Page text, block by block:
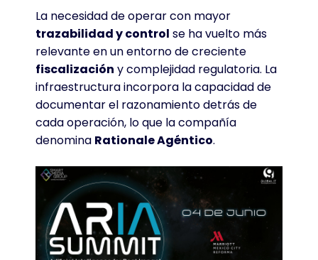
La necesidad de operar con mayor
trazabilidad y control se ha vuelto más
relevante en un entorno de creciente
fiscalización y complejidad regulatoria. La
infraestructura incorpora la capacidad de
documentar el razonamiento detrás de
cada operación, lo que la compañía
denomina Rationale Agéntico.